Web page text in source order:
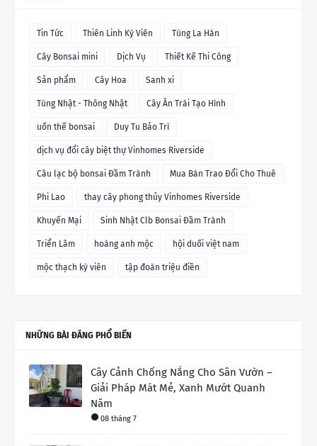
Tin Tức Thiên Linh Kỳ Viên Tùng La Hán
Cây Bonsai mini Dịch Vụ Thiết Kế Thi Công
Sản phẩm Cây Hoa Sanh xi
Tùng Nhật - Thông Nhật Cây Ăn Trái Tạo Hình
uốn thế bonsai Duy Tu Bảo Trì
dịch vụ đổi cây biệt thự Vinhomes Riverside
Câu lạc bộ bonsai Đầm Trành Mua Bán Trao Đổi Cho Thuê
Phi Lao thay cây phong thủy Vinhomes Riverside
Khuyến Mại Sinh Nhật Clb Bonsai Đầm Trành
Triển Lãm hoàng anh mộc hội duối việt nam
mộc thạch kỳ viên tập đoàn triệu điền
NHỮNG BÀI ĐĂNG PHỔ BIẾN
Cây Cảnh Chống Nắng Cho Sân Vườn –
Giải Pháp Mát Mẻ, Xanh Mướt Quanh
Năm
08 tháng 7